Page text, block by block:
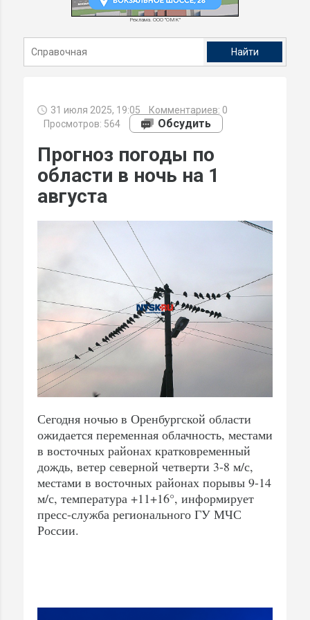
Реклама. ООО "ОМК"
31 июля 2025, 19:05 Комментариев: 0
Просмотров: 564
Обсудить
Прогноз погоды по
области в ночь на 1
августа
Сегодня ночью в Оренбургской области
ожидается переменная облачность, местами
в восточных районах кратковременный
дождь, ветер северной четверти 3-8 м/с,
местами в восточных районах порывы 9-14
м/с, температура +11+16°, информирует
пресс-служба регионального ГУ МЧС
России.